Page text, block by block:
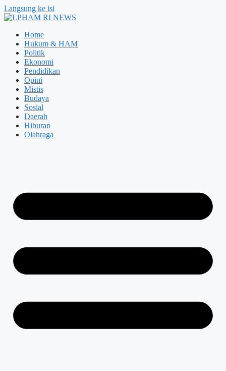
Langsung ke isi
Home
Hukum & HAM
Politik
Ekonomi
Pendidikan
Opini
Mistis
Budaya
Sosial
Daerah
Hiburan
Olahraga